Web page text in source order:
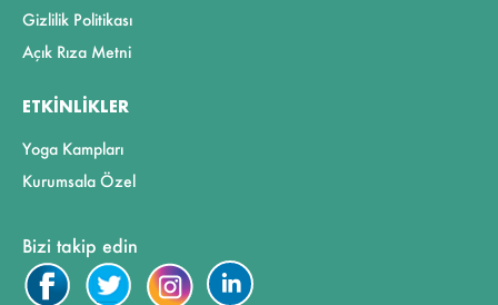
Gizlilik Politikası
Açık Rıza Metni
ETKINLIKLER
Yoga Kampları
Kurumsala Özel
Bizi takip edin